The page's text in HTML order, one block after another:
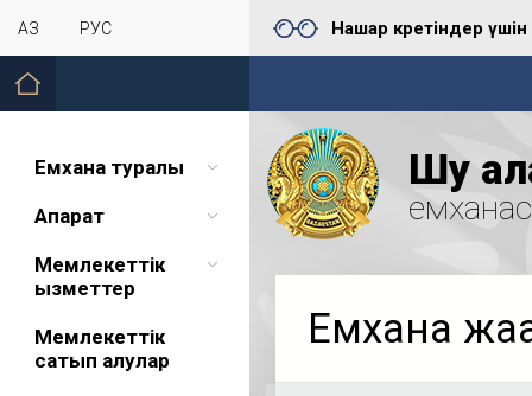
ҚАЗ РУС Нашар көретіндер үшін
Емхана туралы
Ақпарат
Мемлекеттік
қызметтер
Мемлекеттік
сатып алулар
Шу
Емхана